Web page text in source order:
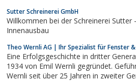
ändern sich soziale Bedürfnisse
von Komfort.Wer hat nicht schon...
Sutter Schreinerei GmbH
Willkommen bei der Schreinerei Sutter -
Innenausbau
Theo Wernli AG | Ihr Spezialist für Fenster
Eine Erfolgsgeschichte in dritter
1934 von Emil Wernli gegründet.
Wernli seit über 25 Jahren in zweiter